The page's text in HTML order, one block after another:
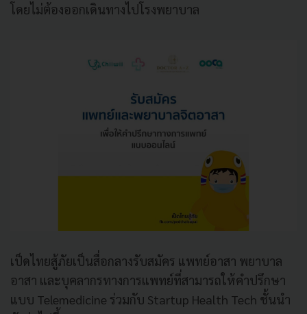
โดยไม่ต้องออกเดินทางไปโรงพยาบาล
เป็ดไทยสู้ภัยเป็นสื่อกลางรับสมัคร แพทย์อาสา พยาบาล
อาสา และบุคลากรทางการแพทย์ที่สามารถให้คำปรึกษา
แบบ Telemedicine ร่วมกับ Startup Health Tech ชั้นนำ